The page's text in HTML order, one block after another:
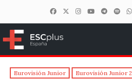
ESCplus España
Eurovisión Junior Eurovisión Junior